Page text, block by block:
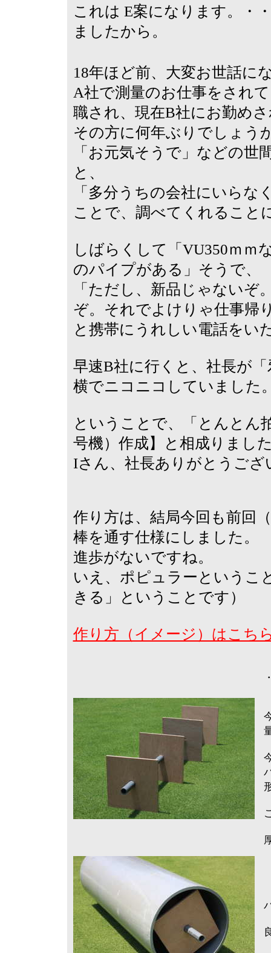
これは E案になります。
・
ましたから。
18年ほど前、大変お世話に
A社で測量のお仕事をされ
職され、現在B社にお勤め
その方に何年ぶりでしょう
「お元気そうで」などの
と、
「多分うちの会社にいら
ことで、調べてくれること
しばらくして「VU350ｍｍ
のパイプがある」そうで、
「ただし、新品じゃないぞ
ぞ。それでよけりゃ仕事帰
と携帯にうれしい電話をい
早速B社に行くと、社長が
横でニコニコしていました
ということで、「とんとん
号機）作成】と相成りまし
Iさん、社長ありがとうござ
作り方は、結局今回も前回
棒を通す仕様にしました。
進歩がないですね。
いえ、ポピュラーというこ
きる」ということです）
作り方（イメージ）はこち